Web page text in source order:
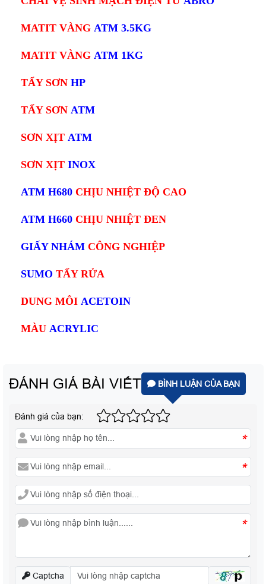
MATIT VÀNG ATM 3.5KG
MATIT VÀNG ATM 1KG
TẨY SƠN HP
TẨY SƠN ATM
SƠN XỊT ATM
SƠN XỊT INOX
ATM H680 CHỊU NHIỆT ĐỘ CAO
ATM H660 CHỊU NHIỆT ĐEN
GIẤY NHÁM CÔNG NGHIỆP
SUMO TẨY RỬA
DUNG MÔI ACETOIN
MÀU ACRYLIC
ĐÁNH GIÁ BÀI VIẾT BÌNH LUẬN CỦA BẠN
Đánh giá của bạn:
*
*
*
Captcha